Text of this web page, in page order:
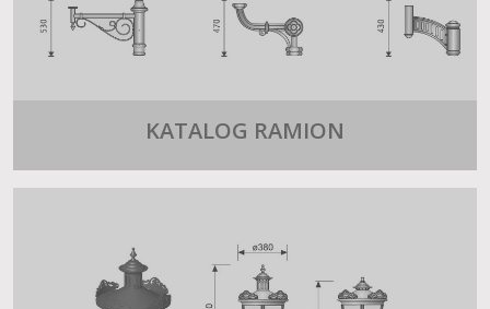
KATALOG RAMION